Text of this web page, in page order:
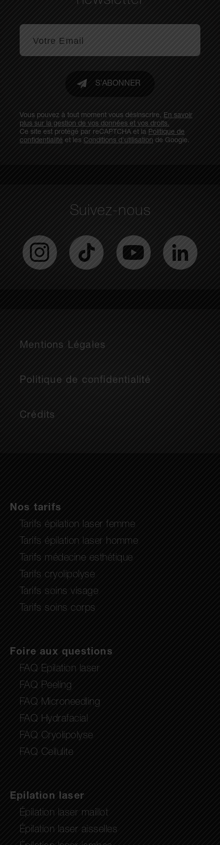
S'ABONNER
Vous pouvez à tout moment vous désinscrire, En savoir
plus sur la gestion de vos données et vos droits.
Ce site est protégé par reCAPTCHA et la Politique de
confidentialité et les Conditions d'utilisation de Google.
Suivez-nous
Mentions Légales
Politique de confidentialité
Crédits
Nos tarifs
Tarifs épilation laser femme
Tarifs épilation laser homme
Tarifs médecine esthétique
Tarifs cryolipolyse
Tarifs soins visage
Tarifs soins corps
Foire aux questions
FAQ Epilation laser
FAQ Peeling
FAQ Microneedling
FAQ Hydrafacial
FAQ Cryolipolyse
FAQ Cellulite
Epilation laser
Épilation laser maillot
Épilation laser aisselles